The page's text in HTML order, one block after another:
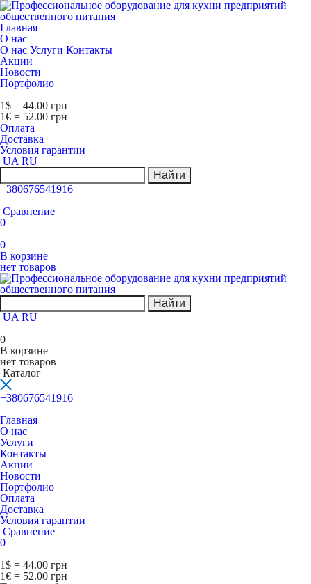
Главная
О нас
О нас Услуги Контакты
Акции
Новости
Портфолио
1$ = 44.00 грн
1€ = 52.00 грн
Оплата
Доставка
Условия гарантии
UA RU
Найти
+380676541916
Сравнение
0
0
В корзине
нет товаров
Найти
UA RU
0
В корзине
нет товаров
Каталог
+380676541916
Главная
О нас
Услуги
Контакты
Акции
Новости
Портфолио
Оплата
Доставка
Условия гарантии
Сравнение
0
1$ = 44.00 грн
1€ = 52.00 грн